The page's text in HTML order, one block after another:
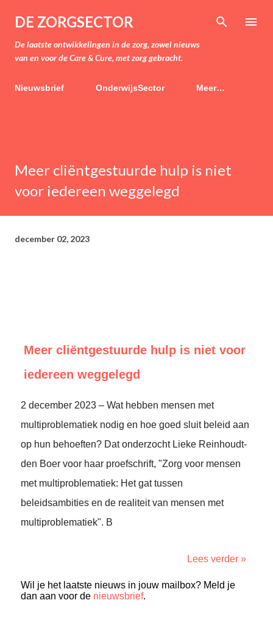
Doorgaan naar hoofdcontent
DE ZORGSECTOR
De laatste ontwikkelingen in de zorg, zowel nieuws
van en voor de Care & Cure, met zorg gebracht.
Nieuwsbrief OnderwijsSector Meer…
Meer cliëntgestuurde hulp is niet
voor iedereen weggelegd
december 02, 2023
Meer cliëntgestuurde hulp is niet voor
iedereen weggelegd
2 december 2023 – Wat hebben mensen met
multiproblematiek nodig en hoe goed sluit beleid aan
op hun behoeften? Dat onderzocht Lieke Reinhoudt-
den Boer voor haar proefschrift, "Zorg voor mensen
met multiproblematiek: Het gat tussen
beleidsambities en de realiteit van mensen met
multiproblematiek". B
Lees verder »
Wil je het laatste nieuws in jouw mailbox? Meld je
dan aan voor de nieuwsbrief.